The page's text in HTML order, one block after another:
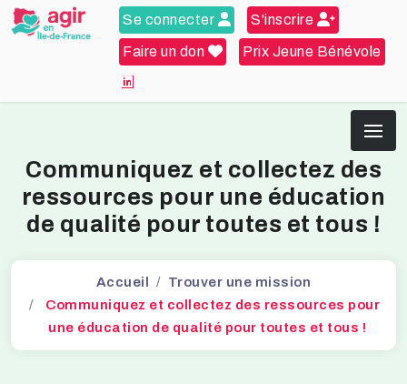
Se connecter S'inscrire
Faire un don Prix Jeune Bénévole
Communiquez et collectez des
ressources pour une éducation
de qualité pour toutes et tous !
Accueil
Trouver une mission
Communiquez et collectez des ressources pour
une éducation de qualité pour toutes et tous !